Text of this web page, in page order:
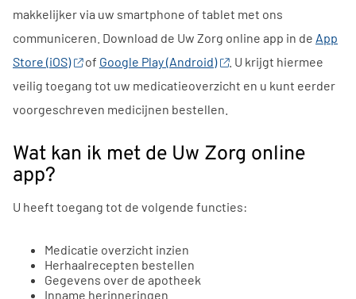
makkelijker via uw smartphone of tablet met ons
communiceren. Download de Uw Zorg online app in de App
Store (iOS)
of Google Play (Android)
. U krijgt hiermee
veilig toegang tot uw medicatieoverzicht en u kunt eerder
voorgeschreven medicijnen bestellen.
Wat kan ik met de Uw Zorg online
app?
U heeft toegang tot de volgende functies:
Medicatie overzicht inzien
Herhaalrecepten bestellen
Gegevens over de apotheek
Inname herinneringen